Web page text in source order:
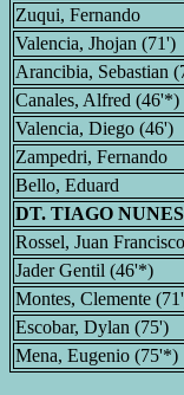
Zuqui, Fernando
Valencia, Jhojan (71')
Arancibia, Sebastian
Canales, Alfred (46'*)
Valencia, Diego (46')
Zampedri, Fernando
Bello, Eduard
DT. TIAGO NUNES
Rossel, Juan
Jader Gentil (46'*)
Montes, Clemente
Escobar, Dylan (75')
Mena, Eugenio (75'*)